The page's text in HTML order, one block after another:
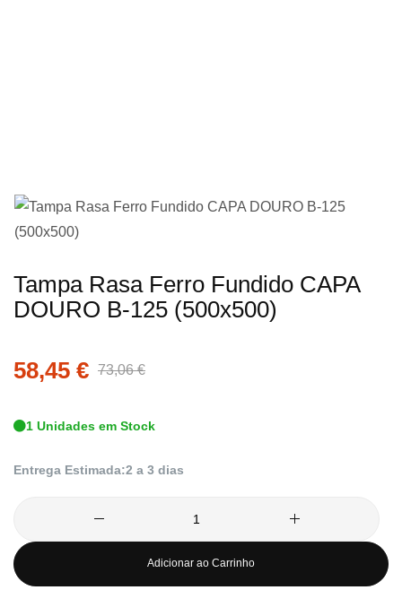
para
o
da
Tampa Rasa Ferro Fundido CAPA
DOURO B-125 (500x500)
58,45 € 73,06 €
1 Unidades em Stock
Entrega Estimada:2 a 3 dias
Adicionar ao Carrinho